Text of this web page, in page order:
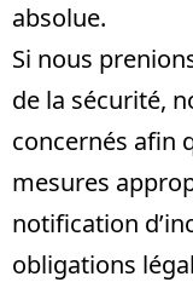
absolue.
Si nous
de la sécurité,
concernés afin
mesures
notification
obligations